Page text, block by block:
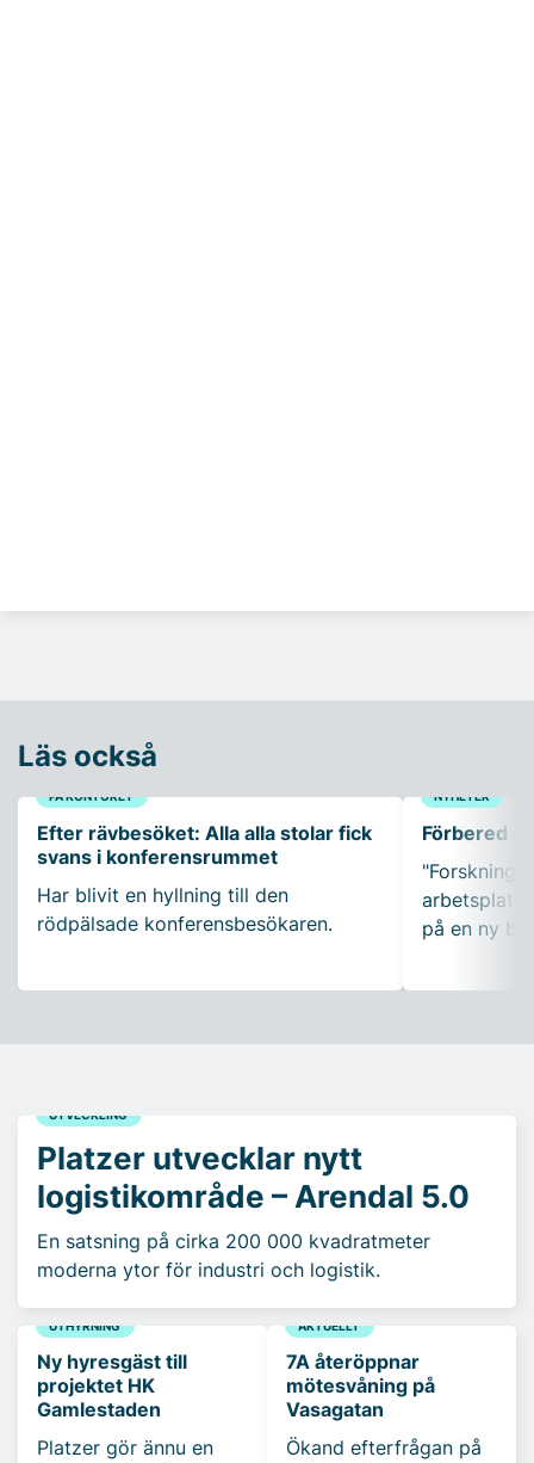
Läs också
PÅ KONTORET
Efter rävbesöket: Alla alla stolar fick
svans i konferensrummet
Har blivit en hyllning till den
rödpälsade konferensbesökaren.
NYHETER
Förbered
"Forskning
på en ny
UTVECKLING
Platzer utvecklar nytt
logistikområde – Arendal 5.0
En satsning på cirka 200 000 kvadratmeter
moderna ytor för industri och logistik.
UTHYRNING
Ny hyresgäst till
projektet HK
Gamlestaden
Platzer gör ännu en
AKTUELLT
7A återöppnar
mötesvåning på
Vasagatan
Ökand efterfrågan på